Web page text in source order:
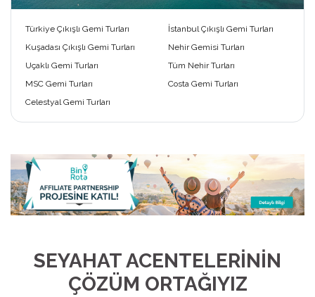
Türkiye Çıkışlı Gemi Turları
İstanbul Çıkışlı Gemi Turları
Kuşadası Çıkışlı Gemi Turları
Nehir Gemisi Turları
Uçaklı Gemi Turları
Tüm Nehir Turları
MSC Gemi Turları
Costa Gemi Turları
Celestyal Gemi Turları
SEYAHAT ACENTELERİNİN
ÇÖZÜM ORTAĞIYIZ